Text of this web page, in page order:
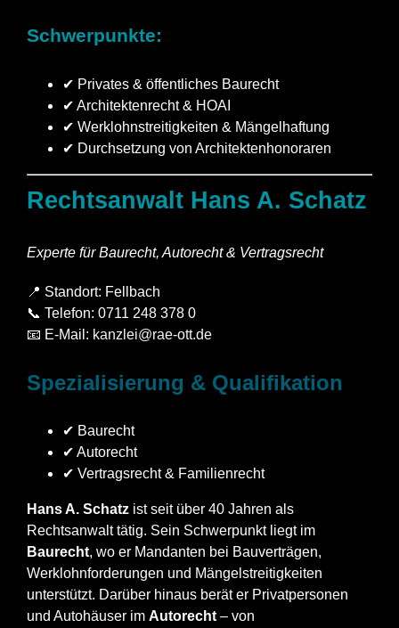
Schwerpunkte:
✔ Privates & öffentliches Baurecht
✔ Architektenrecht & HOAI
✔ Werklohnstreitigkeiten & Mängelhaftung
✔ Durchsetzung von Architektenhonoraren
Rechtsanwalt Hans A. Schatz
Experte für Baurecht, Autorecht & Vertragsrecht
📍 Standort: Fellbach
📞 Telefon: 0711 248 378 0
📧 E-Mail: kanzlei@rae-ott.de
Spezialisierung & Qualifikation
✔ Baurecht
✔ Autorecht
✔ Vertragsrecht & Familienrecht
Hans A. Schatz ist seit über 40 Jahren als
Rechtsanwalt tätig. Sein Schwerpunkt liegt im
Baurecht, wo er Mandanten bei Bauverträgen,
Werklohnforderungen und Mängelstreitigkeiten
unterstützt. Darüber hinaus berät er Privatpersonen
und Autohäuser im Autorecht – von